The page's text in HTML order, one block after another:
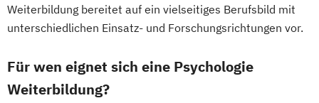
Psychologische/r Berater/-in
Psychologische/r Berater/-in Fachrichtung
Psychologische/r Berater/-in Fachrichtung
"Entspannungspädagogik"
Weiterbildung bereitet auf ein vielseitiges Berufsbild mit
unterschiedlichen Einsatz- und Forschungsrichtungen vor.
Für wen eignet sich eine Psychologie
Weiterbildung?